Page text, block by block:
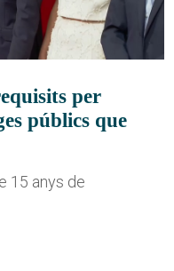
per
públics que
15 anys de